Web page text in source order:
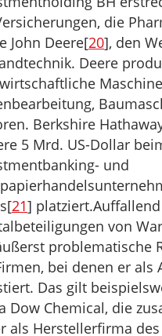
die
John Deere[20], den
Deere
Berkshire
5 Mrd. US-Dollar
und
21]
von
problematische
bei denen er als
Das gilt
Dow Chemical, die
als Herstellerfirma des